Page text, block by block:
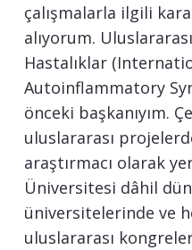
çalışmalarla ilgili
alıyorum.
Hastalıklar
Autoinflammatory
önceki başkanıyım.
uluslararası
araştırmacı olarak
Üniversitesi dâhil
üniversitelerinde ve
uluslararası